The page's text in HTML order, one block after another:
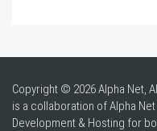
Copyright © 2026 Alpha Net,
is a collaboration of Alpha
Development & Hosting for